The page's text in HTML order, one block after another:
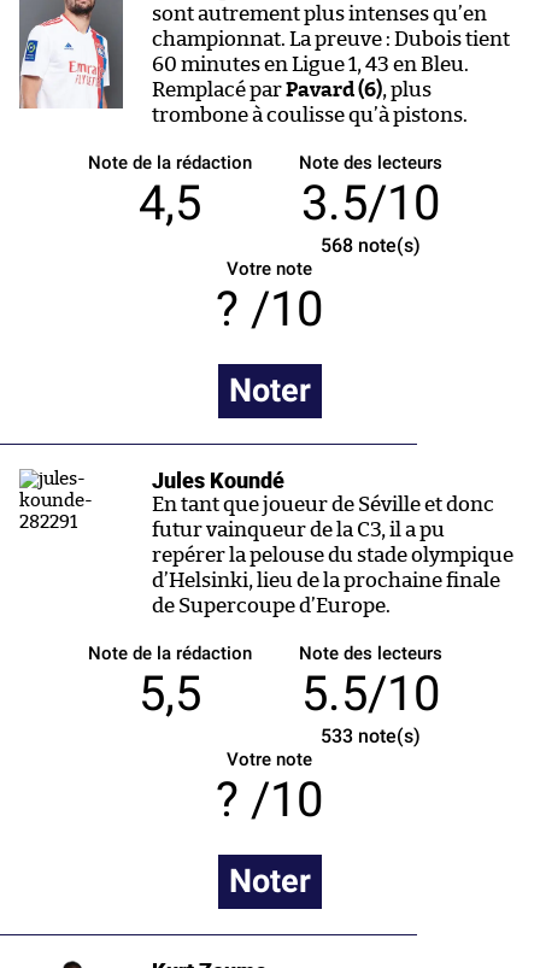
sont autrement plus intenses qu’en
championnat. La preuve : Dubois tient
60 minutes en Ligue 1, 43 en Bleu.
Remplacé parPavard (6), plus
trombone à coulisse qu’à pistons.
Note de la rédaction
4,5
Note des lecteurs
3.5/10
568note(s)
Votre note
/10
Noter
Jules Koundé
En tant que joueur de Séville et donc
futur vainqueur de la C3, il a pu
repérer la pelouse du stade olympique
d’Helsinki, lieu de la prochaine finale
de Supercoupe d’Europe.
Note de la rédaction
5,5
Note des lecteurs
5.5/10
533note(s)
Votre note
/10
Noter